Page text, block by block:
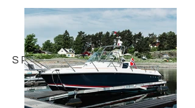
SPESIFIKASJON